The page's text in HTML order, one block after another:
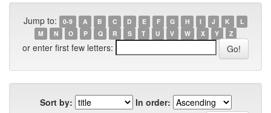
Jump to: 0-9 A B C D E F G H I J K
L
M
N O P Q R S T U V W X Y Z
or enter first few letters:
Sort by:
In order: